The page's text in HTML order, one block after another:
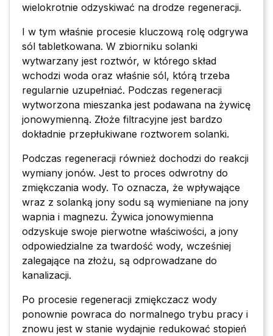
wielokrotnie odzyskiwać na drodze regeneracji.
I w tym właśnie procesie kluczową rolę odgrywa
sól tabletkowana. W zbiorniku solanki
wytwarzany jest roztwór, w którego skład
wchodzi woda oraz właśnie sól, którą trzeba
regularnie uzupełniać. Podczas regeneracji
wytworzona mieszanka jest podawana na żywicę
jonowymienną. Złoże filtracyjne jest bardzo
dokładnie przepłukiwane roztworem solanki.
Podczas regeneracji również dochodzi do reakcji
wymiany jonów. Jest to proces odwrotny do
zmiękczania wody. To oznacza, że wpływające
wraz z solanką jony sodu są wymieniane na jony
wapnia i magnezu. Żywica jonowymienna
odzyskuje swoje pierwotne właściwości, a jony
odpowiedzialne za twardość wody, wcześniej
zalegające na złożu, są odprowadzane do
kanalizacji.
Po procesie regeneracji zmiękczacz wody
ponownie powraca do normalnego trybu pracy i
znowu jest w stanie wydajnie redukować stopień